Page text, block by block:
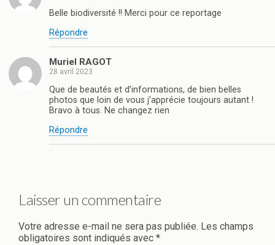
Belle biodiversité !! Merci pour ce reportage
Répondre
Muriel RAGOT
28 avril 2023
Que de beautés et d’informations, de bien belles
photos que loin de vous j’apprécie toujours autant !
Bravo à tous. Ne changez rien
Répondre
Laisser un commentaire
Votre adresse e-mail ne sera pas publiée. Les champs
obligatoires sont indiqués avec *